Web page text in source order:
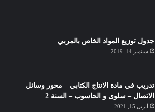
جدول توزيع المواد الخاص بالمربي
سبتمبر 14, 2019
تدريب في مادة الانتاج الكتابي – محور وسائل
الاتصال – سلوى و الحاسوب – السنة 2
أبريل 15, 2021